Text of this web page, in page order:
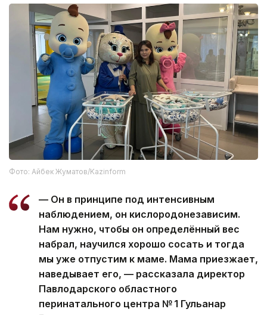
Фото: Айбек Жуматов/Kazinform
— Он в принципе под интенсивным
наблюдением, он кислородонезависим.
Нам нужно, чтобы он определённый вес
набрал, научился хорошо сосать и тогда
мы уже отпустим к маме. Мама приезжает,
наведывает его, — рассказала директор
Павлодарского областного
перинатального центра № 1 Гульанар